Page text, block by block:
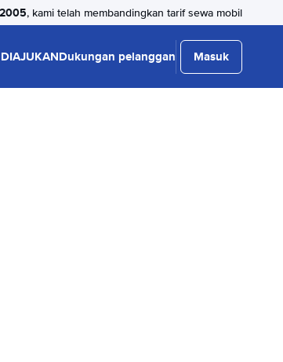
, kami telah membandingkan tarif sewa mobil
Dukungan pelanggan Masuk